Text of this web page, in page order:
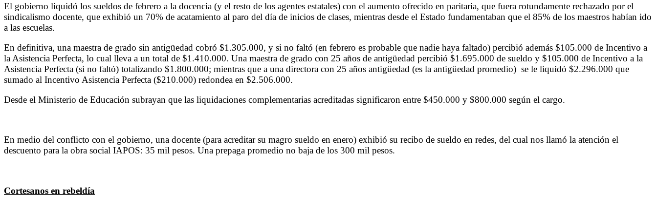
El gobierno liquidó los sueldos de febrero a la docencia (y el resto de los agentes estatales) con el aumento ofrecido en paritaria, que fuera rotundamente rechazado por el
sindicalismo docente, que exhibió un 70% de acatamiento al paro del día de inicios de clases, mientras desde el Estado fundamentaban que el 85% de los maestros habían ido
a las escuelas.
En definitiva, una maestra de grado sin antigüedad cobró $1.305.000, y si no faltó (en febrero es probable que nadie haya faltado) percibió además $105.000 de Incentivo a
la Asistencia Perfecta, lo cual lleva a un total de $1.410.000. Una maestra de grado con 25 años de antigüedad percibió $1.695.000 de sueldo y $105.000 de Incentivo a la
Asistencia Perfecta (si no faltó) totalizando $1.800.000; mientras que a una directora con 25 años antigüedad (es la antigüedad promedio) se le liquidó $2.296.000 que
sumado al Incentivo Asistencia Perfecta ($210.000) redondea en $2.506.000.
Desde el Ministerio de Educación subrayan que las liquidaciones complementarias acreditadas significaron entre $450.000 y $800.000 según el cargo.
En medio del conflicto con el gobierno, una docente (para acreditar su magro sueldo en enero) exhibió su recibo de sueldo en redes, del cual nos llamó la atención el
descuento para la obra social IAPOS: 35 mil pesos. Una prepaga promedio no baja de los 300 mil pesos.
Cortesanos en rebeldía